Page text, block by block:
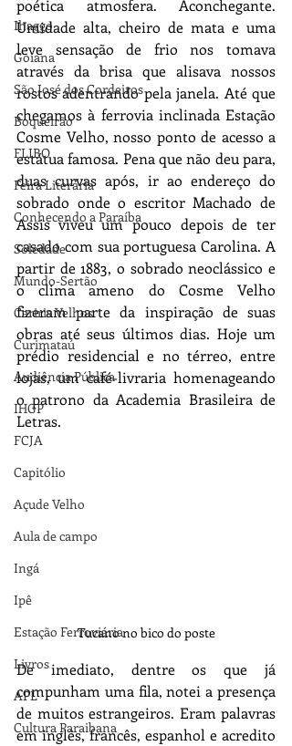
Ihaggo
Goiana
São José dos Cordeiros
Boqueirão
FLIBO
Feira Literária
Conhecendo a Paraíba
Soledade
Mundo-Sertão
Cariris Velhos
Curimataú
Audiência Pública
IHGP
FCJA
Capitólio
Açude Velho
Aula de campo
Ingá
Ipê
Estação Ferroviária
Livros
APL
Cultura Paraibana
poética atmosfera. Aconchegante.
Umidade alta, cheiro de mata e uma
leve sensação de frio nos tomava
através da brisa que alisava nossos
rostos adentrando pela janela. Até que
chegamos à ferrovia inclinada Estação
Cosme Velho, nosso ponto de acesso a
estátua famosa. Pena que não deu para,
duas curvas após, ir ao endereço do
sobrado onde o escritor Machado de
Assis viveu um pouco depois de ter
casado com sua portuguesa Carolina. A
partir de 1883, o sobrado neoclássico e
o clima ameno do Cosme Velho
fizeram parte da inspiração de suas
obras até seus últimos dias. Hoje um
prédio residencial e no térreo, entre
lojas, um café-livraria homenageando
o patrono da Academia Brasileira de
Letras.
Tucano no bico do poste
De imediato, dentre os que já
compunham uma fila, notei a presença
de muitos estrangeiros. Eram palavras
em inglês, francês, espanhol e acredito